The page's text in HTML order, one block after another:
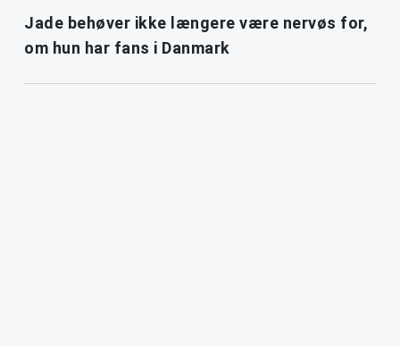
Jade behøver ikke længere være nervøs for,
om hun har fans i Danmark